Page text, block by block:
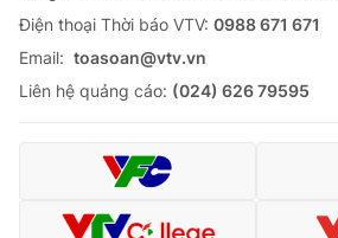
Ðiện thoại Thời báo VTV: 0988 671 671
Email: toasoan@vtv.vn
Liên hệ quảng cáo: (024) 626 79595